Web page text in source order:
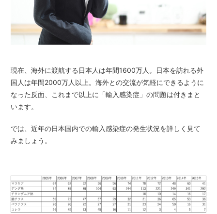
現在、海外に渡航する日本人は年間1600万人。日本を訪れる外
国人は年間2000万人以上。海外との交流が気軽にできるように
なった反面、これまで以上に「輸入感染症」の問題は付きまと
います。
では、近年の日本国内での輸入感染症の発生状況を詳しく見て
みましょう。